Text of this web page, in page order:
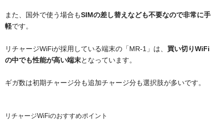
また、国外で使う場合もSIMの差し替えなども不要なので非常に手
軽です。
リチャージWiFiが採用している端末の「MR-1」は、 買い切りWiFi
の中でも性能が高い端末となっています。
ギガ数は初期チャージ分も追加チャージ分も選択肢が多いです。
リチャージWiFiのおすすめポイント